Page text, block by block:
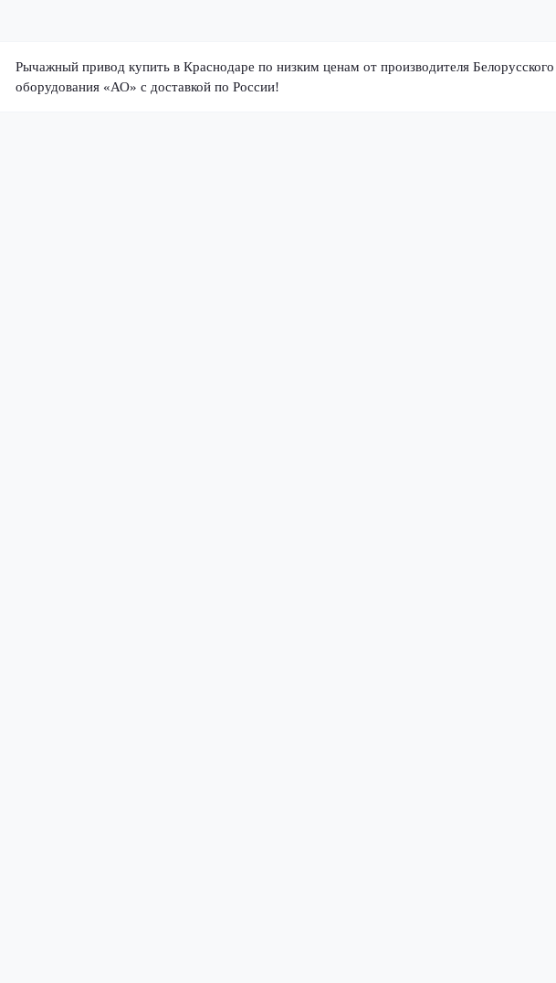
Рычажный привод купить в Краснодаре по низким ценам от производителя Белорусского
оборудования «АО» с доставкой по России!